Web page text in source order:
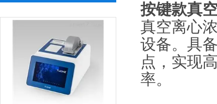
按键款真
真空离心
设备。具
点，实现
率。